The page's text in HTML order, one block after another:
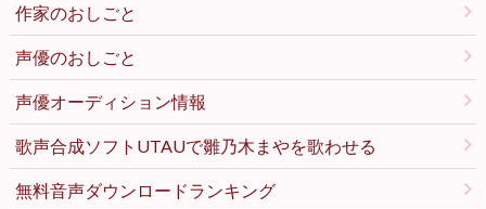
作家のおしごと
声優のおしごと
声優オーディション情報
歌声合成ソフトUTAUで雛乃木まやを歌わせる
無料音声ダウンロードランキング